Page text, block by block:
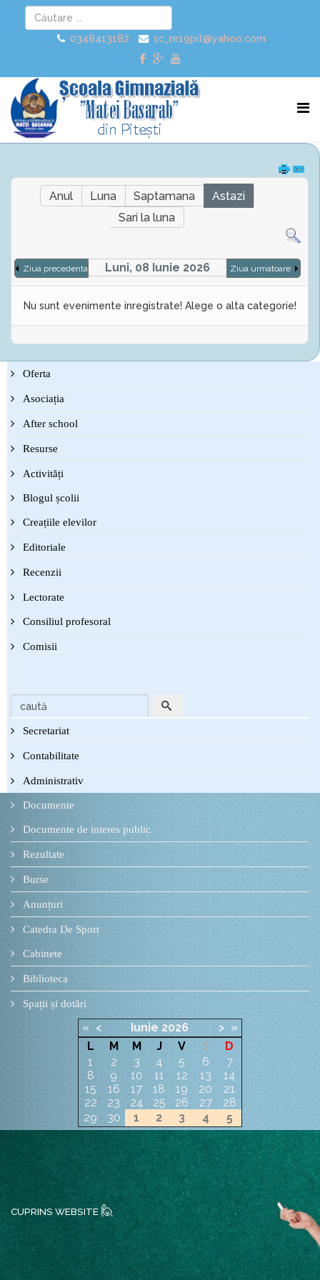
0348413182 sc_nr19pit@yahoo.com
Anul Luna Saptamana
Astazi
Sari la luna
Ziua precedenta Luni, 08 Iunie 2026 Ziua urmatoare
Nu sunt evenimente inregistrate! Alege o alta categorie!
Oferta
Asociația
After school
Resurse
Activități
Blogul școlii
Creațiile elevilor
Editoriale
Recenzii
Lectorate
Consiliul profesoral
Comisii
Secretariat
Contabilitate
Administrativ
Documente
Documente de interes public
Rezultate
Burse
Anunțuri
Catedra De Sport
Cabinete
Biblioteca
Spații și dotări
« < Iunie 2026 > »
L
M M J V S
D
1
2 3 4 5 6
7
8
9 10 11 12 13
14
15
16 17 18 19 20
21
22
23 24 25 26 27
28
29
30 1 2 3 4 5
CUPRINS WEBSITE 🙋